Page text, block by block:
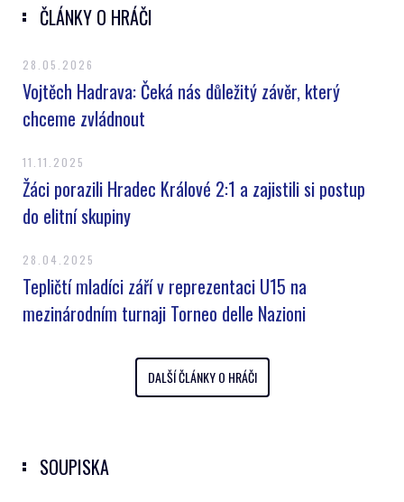
ČLÁNKY O HRÁČI
28.05.2026
Vojtěch Hadrava: Čeká nás důležitý závěr, který
chceme zvládnout
11.11.2025
Žáci porazili Hradec Králové 2:1 a zajistili si postup
do elitní skupiny
28.04.2025
Tepličtí mladíci září v reprezentaci U15 na
mezinárodním turnaji Torneo delle Nazioni
DALŠÍ ČLÁNKY O HRÁČI
SOUPISKA